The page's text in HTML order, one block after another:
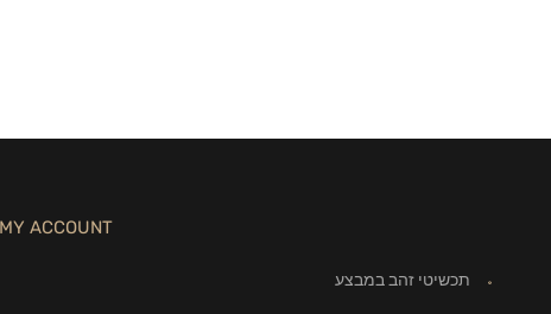
MY ACCOUNT
תכשיטי זהב במבצע